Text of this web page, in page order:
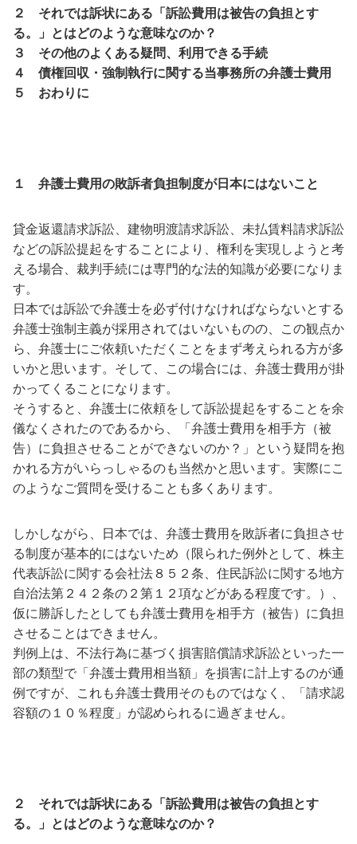
２ それでは訴状にある「訴訟費用は被告の負担とす
る。」とはどのような意味なのか？
３ その他のよくある疑問、利用できる手続
４ 債権回収 ・ 強制執行に関する当事務所の弁護士費用
５ おわりに
１ 弁護士費用の敗訴者負担制度が日本にはないこと
貸金返還請求訴訟、建物明渡請求訴訟、未払賃料請求訴訟
などの訴訟提起をすることにより、権利を実現しようと考
える場合、裁判手続には専門的な法的知識が必要になりま
す。
日本では訴訟で弁護士を必ず付けなければならないとする
弁護士強制主義が採用されてはいないものの、この観点か
ら、弁護士にご依頼いただくことをまず考えられる方が多
いかと思います。そして、この場合には、弁護士費用が掛
かってくることになります。
そうすると、弁護士に依頼をして訴訟提起をすることを余
儀なくされたのであるから、「弁護士費用を相手方（被
告）に負担させることができないのか？」という疑問を抱
かれる方がいらっしゃるのも当然かと思います。実際にこ
のようなご質問を受けることも多くあります。
しかしながら、日本では、弁護士費用を敗訴者に負担させ
る制度が基本的にはないため（限られた例外として、株主
代表訴訟に関する会社法８５２条、住民訴訟に関する地方
自治法第２４２条の２第１２項などがある程度です。）、
仮に勝訴したとしても弁護士費用を相手方（被告）に負担
させることはできません。
判例上は、不法行為に基づく損害賠償請求訴訟といった一
部の類型で「弁護士費用相当額」を損害に計上するのが通
例ですが、これも弁護士費用そのものではなく、「請求認
容額の１０％程度」が認められるに過ぎません。
２ それでは訴状にある「訴訟費用は被告の負担とす
る。」とはどのような意味なのか？